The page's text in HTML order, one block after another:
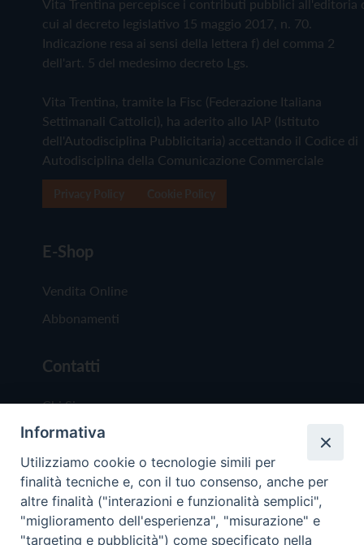
Vita Trentina percepisce i contributi pubblici all'editoria
cui al decreto legislativo 15 maggio 2017, n. 70.
Indicazione resa ai sensi della lettera f) del comma 2
dell'art. 5 del medesimo decreto Lgs.
Vita Trentina, tramite la Fisc (Federazione Italiana
Settimanali Cattolici), ha aderito allo IAP (Istituto
dell'Autodisciplina Pubblicitaria) accettando il Codice di
Autodisciplina della Comunicazione Commerciale
E-Shop
Vendita Online
Abbonamenti
Contatti
Chi Siamo
Redazione
Scrivici
Informativa
Utilizziamo cookie o tecnologie simili per
finalità tecniche e, con il tuo consenso, anche per
altre finalità ("interazioni e funzionalità semplici",
"miglioramento dell'esperienza", "misurazione" e
"targeting e pubblicità") come specificato nella